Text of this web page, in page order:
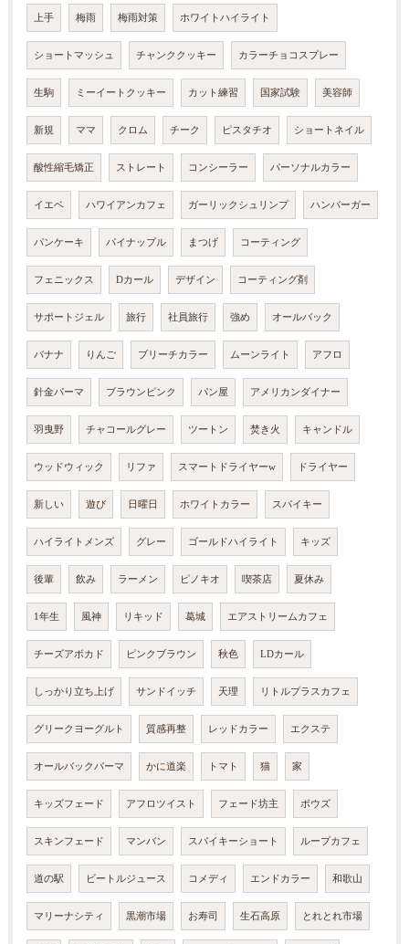
上手 梅雨 梅雨対策 ホワイトハイライト
ショートマッシュ チャンククッキー カラーチョコスプレー
生駒 ミーイートクッキー カット練習 国家試験 美容師
新規 ママ クロム チーク ピスタチオ ショートネイル
酸性縮毛矯正 ストレート コンシーラー パーソナルカラー
イエベ ハワイアンカフェ ガーリックシュリンプ ハンバーガー
パンケーキ パイナップル まつげ コーティング
フェニックス Dカール デザイン コーティング剤
サポートジェル 旅行 社員旅行 強め オールバック
バナナ りんご ブリーチカラー ムーンライト アフロ
針金パーマ ブラウンピンク パン屋 アメリカンダイナー
羽曳野 チャコールグレー ツートン 焚き火 キャンドル
ウッドウィック リファ スマートドライヤーw ドライヤー
新しい 遊び 日曜日 ホワイトカラー スパイキー
ハイライトメンズ グレー ゴールドハイライト キッズ
後輩 飲み ラーメン ピノキオ 喫茶店 夏休み
1年生 風神 リキッド 葛城 エアストリームカフェ
チーズアボカド ピンクブラウン 秋色 LDカール
しっかり立ち上げ サンドイッチ 天理 リトルプラスカフェ
グリークヨーグルト 質感再整 レッドカラー エクステ
オールバックパーマ かに道楽 トマト 猫 家
キッズフェード アフロツイスト フェード坊主 ボウズ
スキンフェード マンバン スパイキーショート ループカフェ
道の駅 ビートルジュース コメディ エンドカラー 和歌山
マリーナシティ 黒潮市場 お寿司 生石高原 とれとれ市場